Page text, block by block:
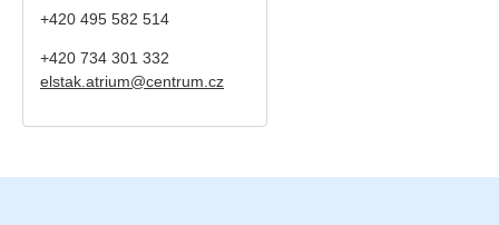
+420 495 582 514
+420 734 301 332
elstak.atrium@centrum.cz